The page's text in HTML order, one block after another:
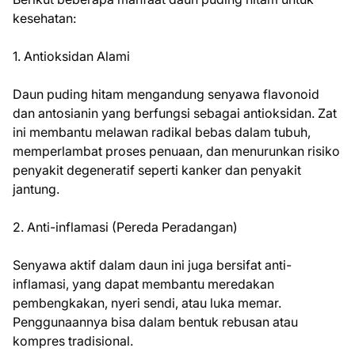
kesehatan:
1. Antioksidan Alami
Daun puding hitam mengandung senyawa flavonoid
dan antosianin yang berfungsi sebagai antioksidan. Zat
ini membantu melawan radikal bebas dalam tubuh,
memperlambat proses penuaan, dan menurunkan risiko
penyakit degeneratif seperti kanker dan penyakit
jantung.
2. Anti-inflamasi (Pereda Peradangan)
Senyawa aktif dalam daun ini juga bersifat anti-
inflamasi, yang dapat membantu meredakan
pembengkakan, nyeri sendi, atau luka memar.
Penggunaannya bisa dalam bentuk rebusan atau
kompres tradisional.